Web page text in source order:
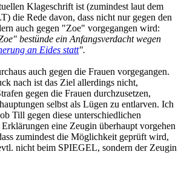
Klageschrift ist (zumindest laut dem
die Rede davon, dass nicht nur gegen den
auch gegen "Zoe" vorgegangen wird:
bestünde ein Anfangsverdacht wegen
an Eides statt".
auch gegen die Frauen vorgegangen.
nach ist das Ziel allerdings nicht,
gegen die Frauen durchzusetzen,
selbst als Lügen zu entlarven. Ich
Till gegen diese unterschiedlichen
Erklärungen eine Zeugin überhaupt vorgehen
zumindest die Möglichkeit geprüft wird,
nicht beim SPIEGEL, sondern der Zeugin